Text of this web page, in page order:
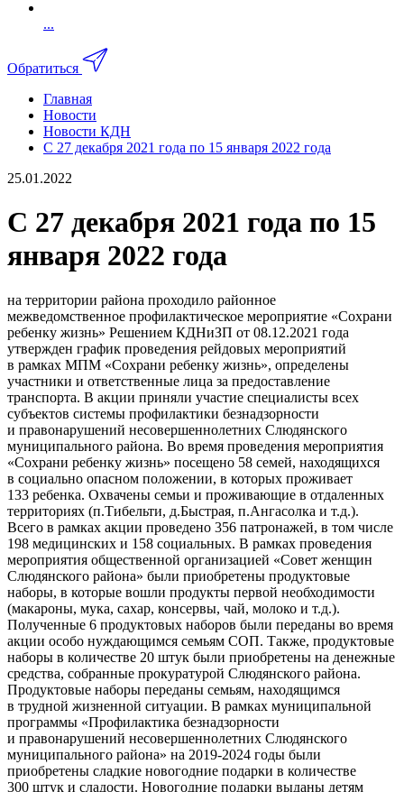
...
Обратиться
Главная
Новости
Новости КДН
С 27 декабря 2021 года по 15 января 2022 года
25.01.2022
С 27 декабря 2021 года по 15
января 2022 года
на территории района проходило районное
межведомственное профилактическое мероприятие «Сохрани
ребенку жизнь» Решением КДНиЗП от 08.12.2021 года
утвержден график проведения рейдовых мероприятий
в рамках МПМ «Сохрани ребенку жизнь», определены
участники и ответственные лица за предоставление
транспорта. В акции приняли участие специалисты всех
субъектов системы профилактики безнадзорности
и правонарушений несовершеннолетних Слюдянского
муниципального района. Во время проведения мероприятия
«Сохрани ребенку жизнь» посещено 58 семей, находящихся
в социально опасном положении, в которых проживает
133 ребенка. Охвачены семьи и проживающие в отдаленных
территориях (п.Тибельти, д.Быстрая, п.Ангасолка и т.д.).
Всего в рамках акции проведено 356 патронажей, в том числе
198 медицинских и 158 социальных. В рамках проведения
мероприятия общественной организацией «Совет женщин
Слюдянского района» были приобретены продуктовые
наборы, в которые вошли продукты первой необходимости
(макароны, мука, сахар, консервы, чай, молоко и т.д.).
Полученные 6 продуктовых наборов были переданы во время
акции особо нуждающимся семьям СОП. Также, продуктовые
наборы в количестве 20 штук были приобретены на денежные
средства, собранные прокуратурой Слюдянского района.
Продуктовые наборы переданы семьям, находящимся
в трудной жизненной ситуации. В рамках муниципальной
программы «Профилактика безнадзорности
и правонарушений несовершеннолетних Слюдянского
муниципального района» на 2019-2024 годы были
приобретены сладкие новогодние подарки в количестве
300 штук и сладости. Новогодние подарки выданы детям